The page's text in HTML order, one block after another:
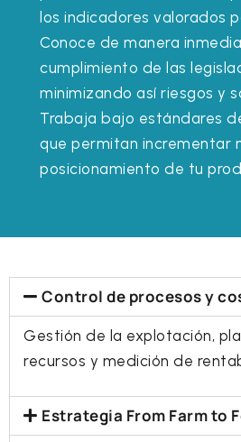
los indicadores valorados
Conoce de manera
cumplimiento de las
minimizando así riesgos y
Trabaja bajo estándares
que permitan incrementar
posicionamiento de tu
Control de procesos y
Gestión de la explotación,
recursos y medición de
Estrategia From Farm to